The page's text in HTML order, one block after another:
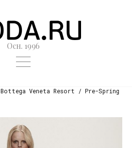
Осн. 1996
Bottega Veneta Resort / Pre-Spring